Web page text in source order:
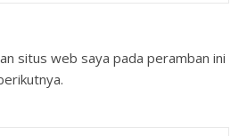
situs web saya pada peramban ini